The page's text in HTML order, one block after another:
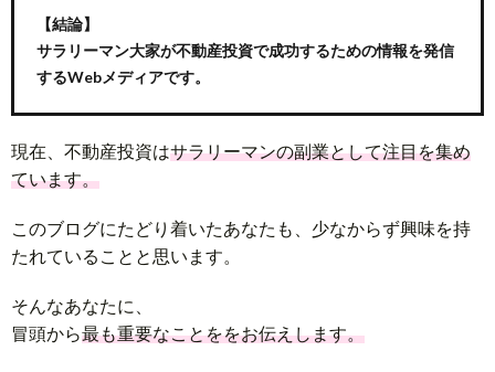
【結論】
サラリーマン大家が不動産投資で成功するための情報を発信
するWebメディアです。
現在、不動産投資はサラリーマンの副業として注目を集め
ています。
このブログにたどり着いたあなたも、少なからず興味を持
たれていることと思います。
そんなあなたに、
冒頭から最も重要なことををお伝えします。